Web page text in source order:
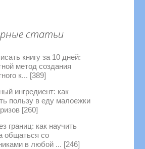
статьи
книгу за 10 дней:
метод создания
к... [389]
ингредиент: как
пользу в еду малоежки
[260]
границ: как научить
общаться со
в любой ... [246]